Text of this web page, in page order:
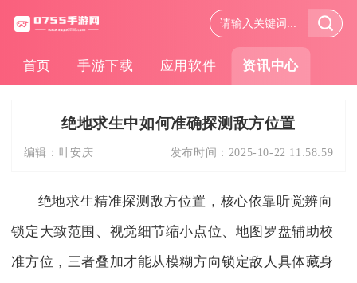
首页 手游下载 应用软件 资讯中心
绝地求生中如何准确探测敌方位置
编辑： 叶安庆 发布时间： 2025-10-22 11:58:59
绝地求生精准探测敌方位置，核心依靠听觉辨向
锁定大致范围、视觉细节缩小点位、地图罗盘辅助校
准方位，三者叠加才能从模糊方向锁定敌人具体藏身